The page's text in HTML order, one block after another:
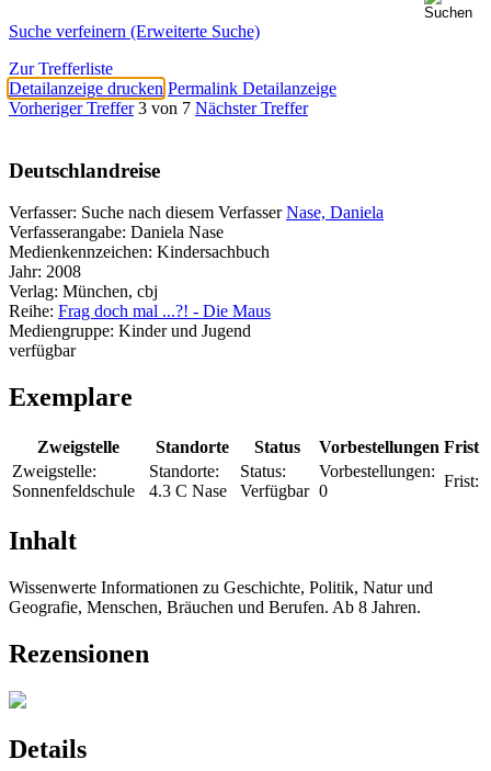
Suche verfeinern (Erweiterte Suche)
Zur Trefferliste
Detailanzeige drucken Permalink Detailanzeige
Vorheriger Treffer 3 von 7 Nächster Treffer
Deutschlandreise
Verfasser: Suche nach diesem Verfasser Nase, Daniela
Verfasserangabe: Daniela Nase
Medienkennzeichen: Kindersachbuch
Jahr: 2008
Verlag: München, cbj
Reihe: Frag doch mal ...?! - Die Maus
Mediengruppe: Kinder und Jugend
verfügbar
Exemplare
Zweigstelle Standorte Status Vorbestellungen Frist
Zweigstelle:
Sonnenfeldschule
Standorte:
4.3 C Nase
Status:
Verfügbar
Vorbestellungen:
0
Frist:
Inhalt
Wissenwerte Informationen zu Geschichte, Politik, Natur und
Geografie, Menschen, Bräuchen und Berufen. Ab 8 Jahren.
Rezensionen
Details